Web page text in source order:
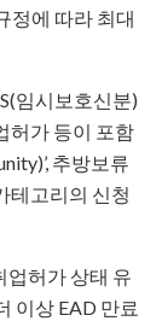
정에 따라 최대
임시보호신분)
허가 등이 포함
추방보류
테고리의 신청
업허가 상태 유
이상 EAD 만료